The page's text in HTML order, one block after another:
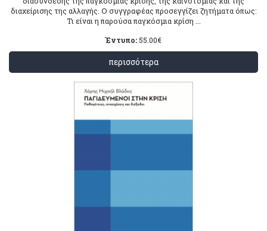
διαχείρισης της αλλαγής. Ο συγγραφέας προσεγγίζει ζητήματα όπως:
Τι είναι η παρούσα παγκόσμια κρίση ...
Έντυπο: 55.00€
περισσότερα